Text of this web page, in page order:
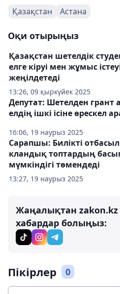
Қазақстан Астана
Оқи отырыңыз
13:26, 09 қыркүйек 2025
Қазақстан шетелдік
елге кіруі мен жұмыс
жеңілдетеді
16:06, 19 наурыз 2025
Депутат: Шетелден грант
елдің ішкі ісіне өрескел
13:27, 19 наурыз 2025
Сарапшы: Билікті
кландық топтардың
мүмкіндігі төмендеді
Жаңалықтан zakon.kz
хабардар болыңыз:
Пікірлер 0